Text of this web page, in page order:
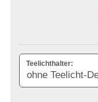
Teelichthalter: